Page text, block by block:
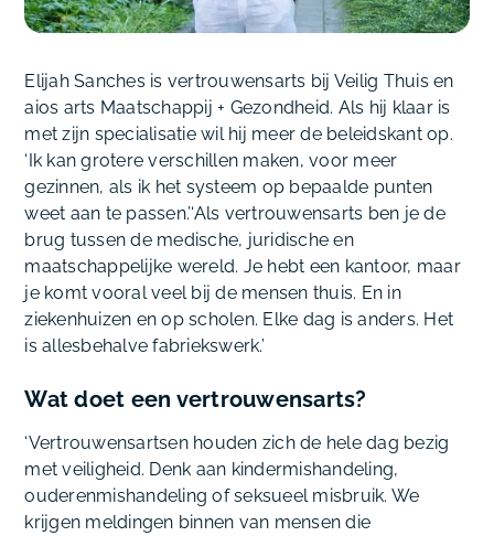
Elijah Sanches is vertrouwensarts bij Veilig Thuis en
aios arts Maatschappij + Gezondheid. Als hij klaar is
met zijn specialisatie wil hij meer de beleidskant op.
‘Ik kan grotere verschillen maken, voor meer
gezinnen, als ik het systeem op bepaalde punten
weet aan te passen.’‘Als vertrouwensarts ben je de
brug tussen de medische, juridische en
maatschappelijke wereld. Je hebt een kantoor, maar
je komt vooral veel bij de mensen thuis. En in
ziekenhuizen en op scholen. Elke dag is anders. Het
is allesbehalve fabriekswerk.’
Wat doet een vertrouwensarts?
‘Vertrouwensartsen houden zich de hele dag bezig
met veiligheid. Denk aan kindermishandeling,
ouderenmishandeling of seksueel misbruik. We
krijgen meldingen binnen van mensen die